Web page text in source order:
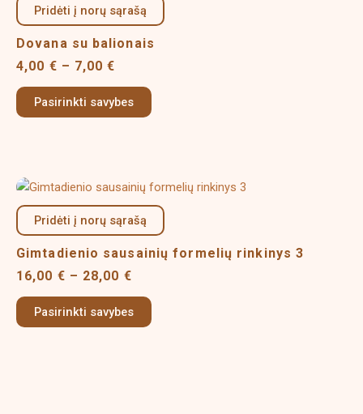
page
Pridėti į norų sąrašą
Dovana su balionais
4,00 € – 7,00€
4,00 €
through
7,00 €
Pasirinkti savybes
has
options
may
the
product
page
Pridėti į norų sąrašą
Gimtadienio sausainių formelių rinkinys 3
16,00 € – 28,00 €
Price
16,00 €
through
28,00 €
Pasirinkti savybes
This
product
has
multiple
variants.
options
may